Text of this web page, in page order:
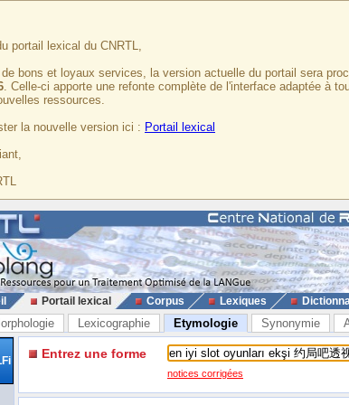
portail lexical du CNRTL,
bons et loyaux services, la version actuelle du portail sera
. Celle-ci apporte une refonte complète de l'interface adaptée à
ressources.
la nouvelle version ici : Portail lexical
Portail lexical Corpus Lexiques
Lexicographie Etymologie Synonymie
Entrez une forme
notices corrigées